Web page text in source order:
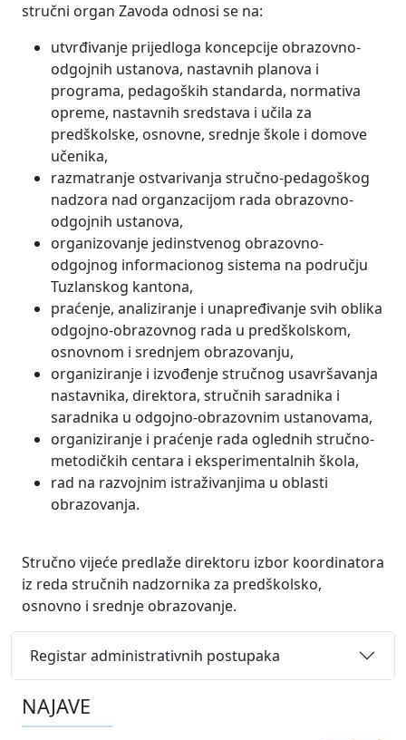
stručni organ Zavoda odnosi se na:
utvrđivanje prijedloga koncepcije obrazovno-
odgojnih ustanova, nastavnih planova i
programa, pedagoških standarda, normativa
opreme, nastavnih sredstava i učila za
predškolske, osnovne, srednje škole i domove
učenika,
razmatranje ostvarivanja stručno-pedagoškog
nadzora nad organzacijom rada obrazovno-
odgojnih ustanova,
organizovanje jedinstvenog obrazovno-
odgojnog informacionog sistema na području
Tuzlanskog kantona,
praćenje, analiziranje i unapređivanje svih oblika
odgojno-obrazovnog rada u predškolskom,
osnovnom i srednjem obrazovanju,
organiziranje i izvođenje stručnog usavršavanja
nastavnika, direktora, stručnih saradnika i
saradnika u odgojno-obrazovnim ustanovama,
organiziranje i praćenje rada oglednih stručno-
metodičkih centara i eksperimentalnih škola,
rad na razvojnim istraživanjima u oblasti
obrazovanja.
Stručno vijeće predlaže direktoru izbor koordinatora
iz reda stručnih nadzornika za predškolsko,
osnovno i srednje obrazovanje.
Registar administrativnih postupaka
NAJAVE